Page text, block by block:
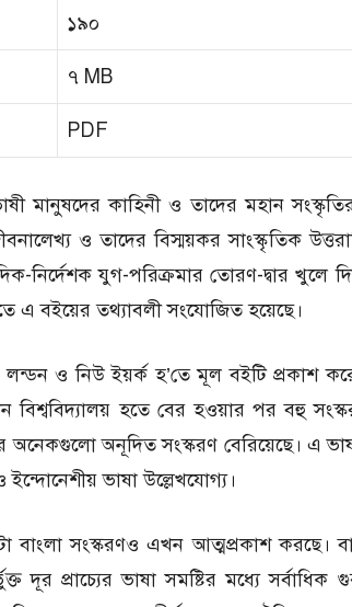
১৯০
৭ MB
PDF
মানুষদের কাহিনী ও তাদের মহান
ও তাদের বিস্ময়কর সাংস্কৃতিক
নির্দেশক যুগ-পরিক্রমার তোরণ-দ্বার খুলে
এ বইয়ের তথ্যাবলী সংযোজিত হয়েছে।
লন্ডন ও নিউ ইয়র্ক হ’তে মূল বইটি প্রকাশ
বিশ্ববিদ্যালয় হতে বের হওয়ার পর বহু
অনূদিত সংস্করণ বেরিয়েছে। এ
ভাষা উল্লেখযোগ্য।
সংস্করণও এখন আত্মপ্রকাশ করছে।
দূর প্রাচ্যের ভাষা সমষ্টির মধ্যে সর্বাধিক